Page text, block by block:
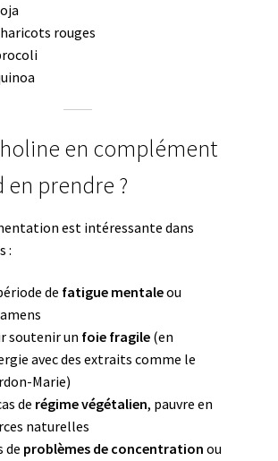
rouges
en complément
en prendre ?
est intéressante dans
:
de fatigue mentaleou
soutenir un foie fragile(en
avec des extraits comme le
Marie)
de régime végétalien, pauvre en
naturelles
de problèmes de concentration ou